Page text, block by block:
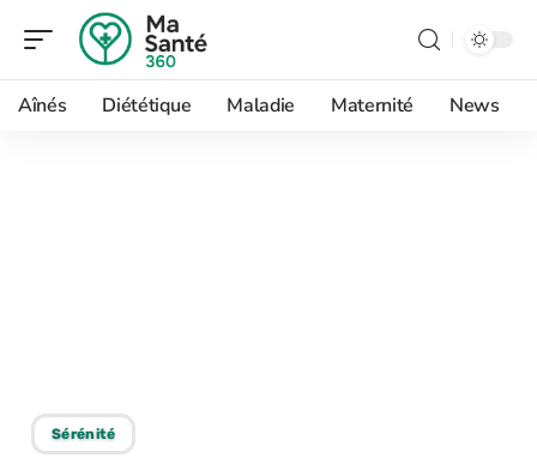
Aînés Diététique Maladie Maternité News
Sérénité